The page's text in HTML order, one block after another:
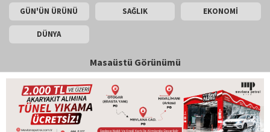
GÜN'ÜN ÜRÜNÜ SAĞLIK EKONOMİ
DÜNYA
Masaüstü Görünümü
İletişim
Copyright © 2026 Gün Haber